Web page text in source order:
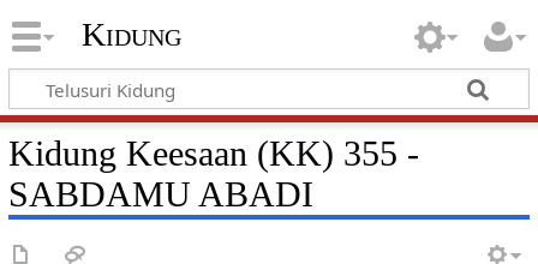
Kidung
Kidung Keesaan (KK) 355 -
SABDAMU ABADI